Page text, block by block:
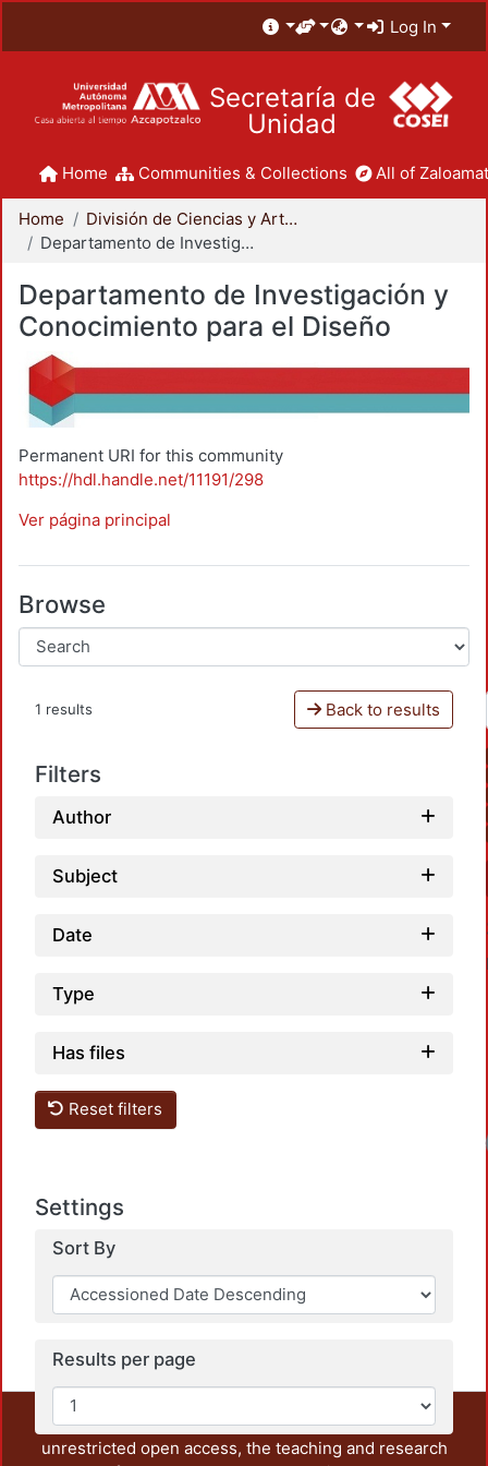
Log In
Secretaría de
Unidad
Home Communities & Collections All of
Home
División de Ciencias y Artes para el Diseño
Departamento de Investigación y Conocimiento para el Diseño
Departamento de Investigación y
Conocimiento para el Diseño
Permanent URI for this community
https://hdl.handle.net/11191/298
Ver página principal
Browse
1 results Back to results
Filters
Author
Subject
Date
Type
Has files
Reset filters
Settings
Sort By
Results per page
This repository preserves and disseminates, in
unrestricted open access, the teaching and research